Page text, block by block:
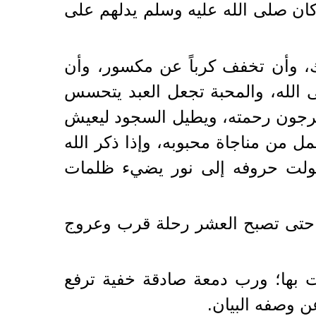
صلى الله عليه وسلم يدلهم على
وأن تخفف كرباً عن مكسور، وأن
الله، والمحبة تجعل العبد يتحسس
رحمته، ويطيل السجود ليعيش
من مناجاة محبوبه، وإذا ذكر الله
حروفه إلى نور يضيء ظلمات
حتى تصبح العشر رحلة قرب وعروج
بها؛ ورب دمعة صادقة خفية ترفع
وصفه البيان.